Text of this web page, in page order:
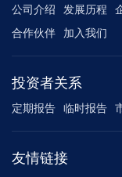
公司介绍 发展历程
合作伙伴 加入我们
投资者关系
定期报告 临时报告
友情链接